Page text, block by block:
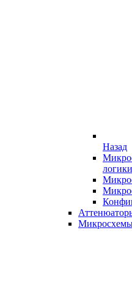
Назад
логики